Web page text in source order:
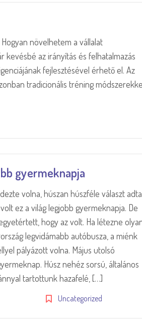
növelhetem a vállalat
kevésbé az irányítás és felhatalmazás
fejlesztésével érhető el. Az
tradicionális tréning
gyermeknapja
volna, húszan húszféle választ
ez a világ legjobb gyermeknapja. De
hogy az volt. Ha létezne
legvidámabb autóbusza, a miénk
pályázott volna. Május utolsó
Húsz nehéz sorsú, általános
tartottunk hazafelé, […]
Uncategorized